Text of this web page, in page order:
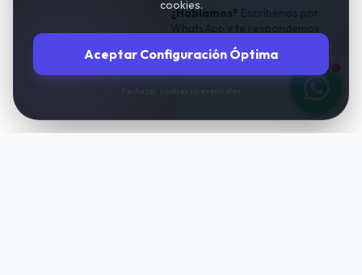
¿Hablamos?
cookies.
Aceptar Configuración Óptima